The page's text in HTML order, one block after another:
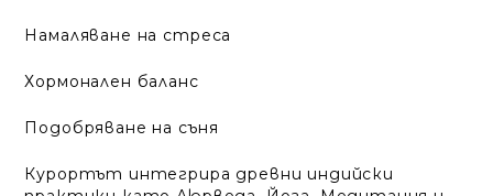
Намаляване на стреса
Хормонален баланс
Подобряване на съня
Курортът интегрира древни индийски